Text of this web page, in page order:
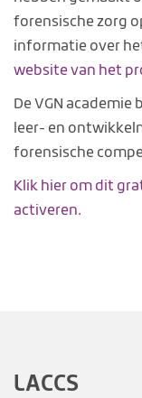
forensische zorg
informatie over
website van het
De VGN academie
leer- en
forensische
Klik hier om dit
activeren.
LACCS